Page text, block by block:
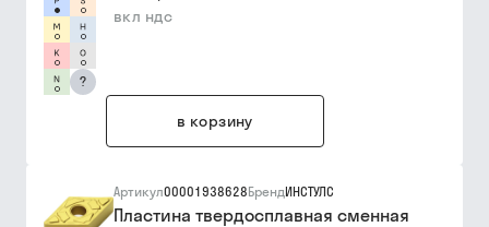
?
вкл ндс
в корзину
Артикул00001938628БрендИНСТУЛС
Пластина твердосплавная сменная